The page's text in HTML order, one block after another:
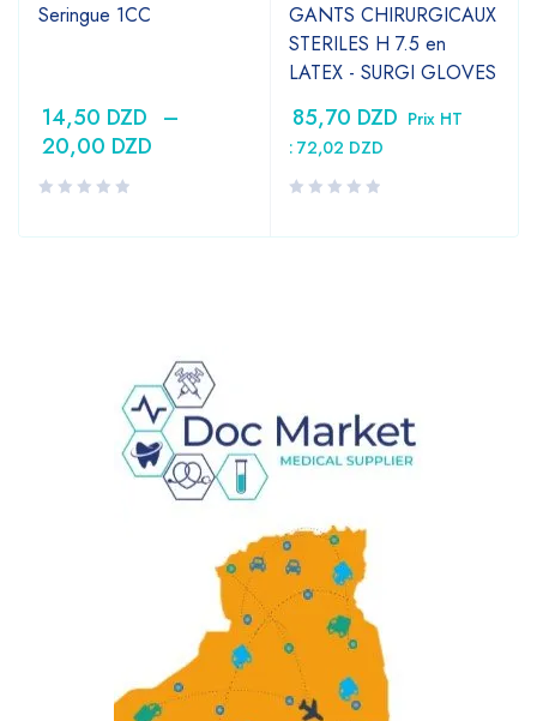
Seringue 1CC
14,50 DZD –
20,00 DZD
GANTS CHIRURGICAUX
STERILES H 7.5 en
LATEX - SURGI GLOVES
85,70 DZD Prix HT
: 72,02 DZD